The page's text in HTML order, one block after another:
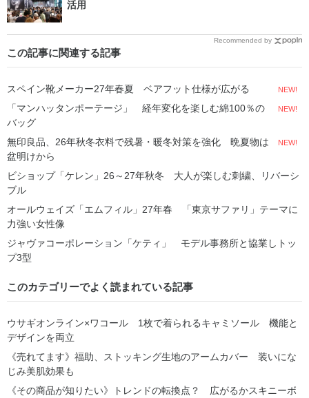
活用
Recommended by
この記事に関連する記事
スペイン靴メーカー27年春夏 ベアフット仕様が広がる NEW!
「マンハッタンポーテージ」 経年変化を楽しむ綿100％の
バッグ
NEW!
無印良品、26年秋冬衣料で残暑・暖冬対策を強化 晩夏物は
盆明けから
NEW!
ビショップ「ケレン」26～27年秋冬 大人が楽しむ刺繍、リバーシ
ブル
オールウェイズ「エムフィル」27年春 「東京サファリ」テーマに
力強い女性像
ジャヴァコーポレーション「ケティ」 モデル事務所と協業しトッ
プ3型
このカテゴリーでよく読まれている記事
ウサギオンライン×ワコール 1枚で着られるキャミソール 機能と
デザインを両立
《売れてます》福助、ストッキング生地のアームカバー 装いにな
じみ美肌効果も
《その商品が知りたい》トレンドの転換点？ 広がるかスキニーボ